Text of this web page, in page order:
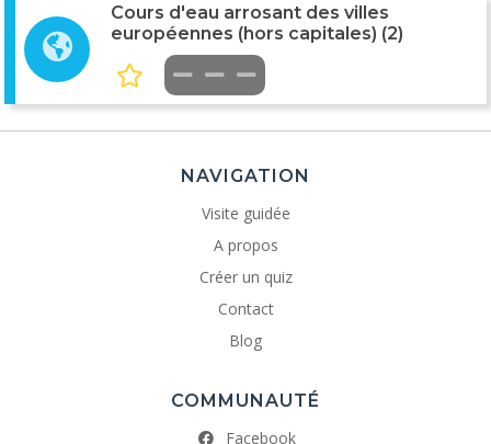
Cours d'eau arrosant des villes
européennes (hors capitales) (2)
NAVIGATION
Visite guidée
A propos
Créer un quiz
Contact
Blog
COMMUNAUTÉ
Facebook